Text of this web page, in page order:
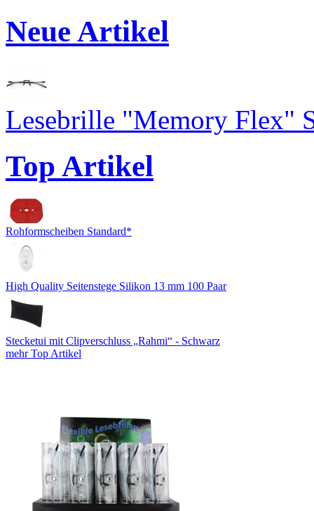
Neue Artikel
Lesebrille "Memory Flex"
Top Artikel
Rohformscheiben Standard*
High Quality Seitenstege Silikon 13 mm 100 Paar
Stecketui mit Clipverschluss „Rahmi“ - Schwarz
mehr Top Artikel